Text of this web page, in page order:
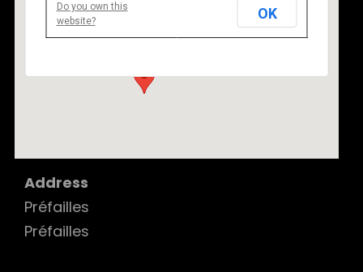
Préfailles
Do you own this
website?
OK
Address
Préfailles
Préfailles